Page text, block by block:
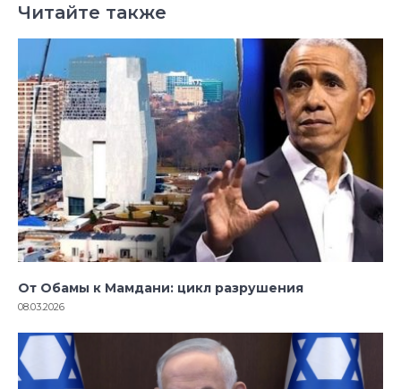
Читайте также
От Обамы к Мамдани: цикл разрушения
08.03.2026